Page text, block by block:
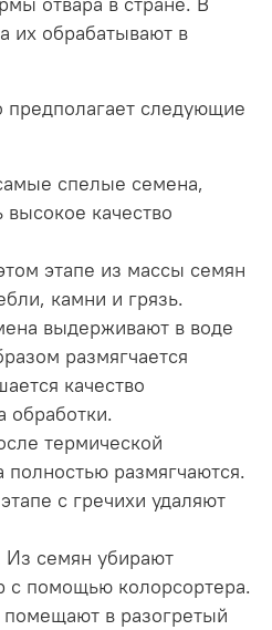
их обрабатывают в
предполагает следующие
спелые семена,
качество
этапе из массы семян
камни и грязь.
выдерживают в воде
размягчается
качество
обработки.
термической
полностью размягчаются.
с гречихи удаляют
Из семян убирают
с помощью колорсортера.
помещают в разогретый